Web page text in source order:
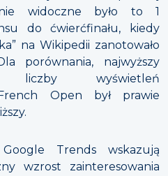
widoczne było to 1
do ćwierćfinału, kiedy
na Wikipedii zanotowało
porównania, najwyższy
wyświetleń
Open był prawie
Trends wskazują
wzrost zainteresowania